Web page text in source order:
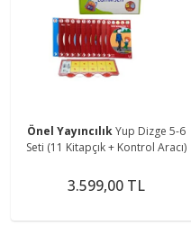
Önel YayıncılıkYup Dizge 5-6
Seti (11 Kitapçık + Kontrol Aracı)
3.599,00 TL